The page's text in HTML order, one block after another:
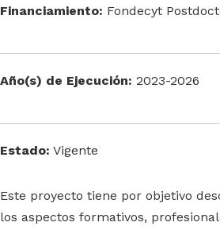
Financiamiento: Fondecyt
Año(s) de Ejecución: 2023-2026
Estado: Vigente
Este proyecto tiene por objetivo
los aspectos formativos,